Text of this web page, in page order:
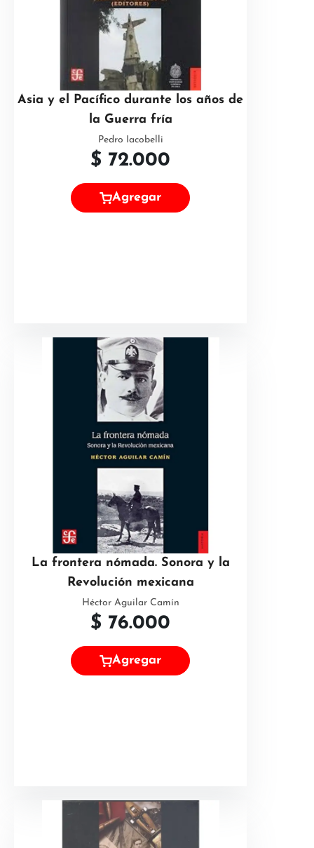
Asia y el Pacífico durante los años de
la Guerra fría
Pedro Iacobelli
$ 72.000
Agregar
La frontera nómada. Sonora y la
Revolución mexicana
Héctor Aguilar Camín
$ 76.000
Agregar